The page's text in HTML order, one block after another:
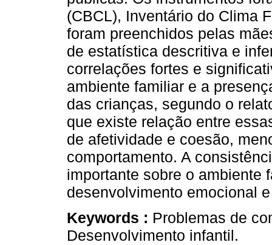
(CBCL), Inventário do Clima
foram preenchidos pelas
de estatística descritiva e
correlações fortes e
ambiente familiar e a
das crianças, segundo o
que existe relação entre
de afetividade e coesão,
comportamento. A
importante sobre o ambiente
desenvolvimento emocional
Keywords : Problemas de
Desenvolvimento infantil.